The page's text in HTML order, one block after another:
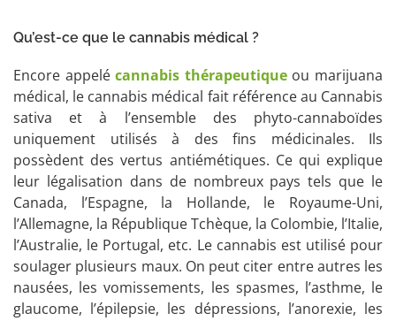
Qu’est-ce que le cannabis médical ?
Encore appelécannabis thérapeutiqueou marijuana
médical, le cannabis médical fait référence au Cannabis
sativa et à l’ensemble des phyto-cannaboïdes
uniquement utilisés à des fins médicinales. Ils
possèdent des vertus antiémétiques. Ce qui explique
leur légalisation dans de nombreux pays tels que le
Canada, l’Espagne, la Hollande, le Royaume-Uni,
l’Allemagne, la République Tchèque, la Colombie, l’Italie,
l’Australie, le Portugal, etc. Le cannabis est utilisé pour
soulager plusieurs maux. On peut citer entre autres les
nausées, les vomissements, les spasmes, l’asthme, le
glaucome, l’épilepsie, les dépressions, l’anorexie, les